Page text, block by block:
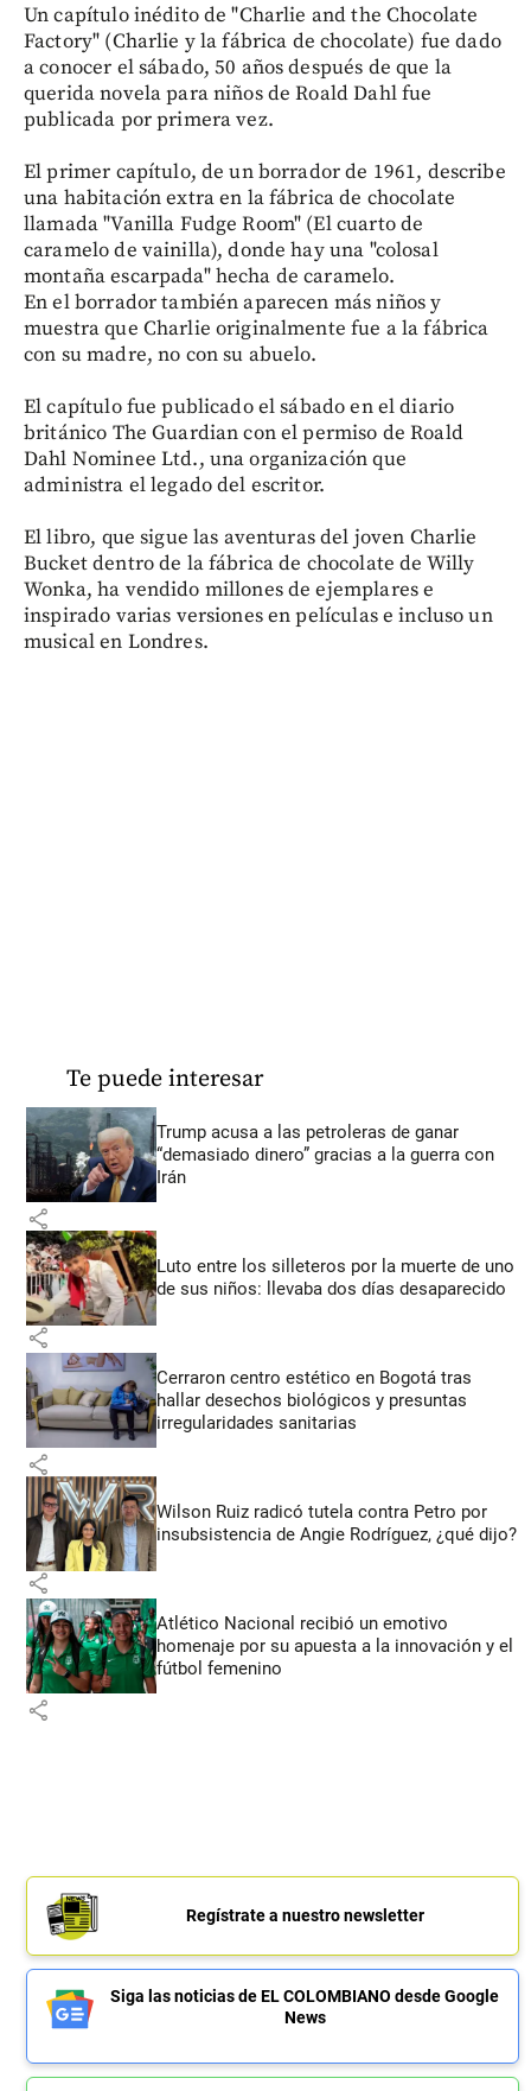
Un capítulo inédito de "Charlie and the Chocolate
Factory" (Charlie y la fábrica de chocolate) fue dado
a conocer el sábado, 50 años después de que la
querida novela para niños de Roald Dahl fue
publicada por primera vez.
El primer capítulo, de un borrador de 1961, describe
una habitación extra en la fábrica de chocolate
llamada "Vanilla Fudge Room" (El cuarto de
caramelo de vainilla), donde hay una "colosal
montaña escarpada" hecha de caramelo.
En el borrador también aparecen más niños y
muestra que Charlie originalmente fue a la fábrica
con su madre, no con su abuelo.
El capítulo fue publicado el sábado en el diario
británico The Guardian con el permiso de Roald
Dahl Nominee Ltd., una organización que
administra el legado del escritor.
El libro, que sigue las aventuras del joven Charlie
Bucket dentro de la fábrica de chocolate de Willy
Wonka, ha vendido millones de ejemplares e
inspirado varias versiones en películas e incluso un
musical en Londres.
Te puede interesar
Trump acusa a las petroleras de ganar
“demasiado dinero” gracias a la guerra con
Irán
share
Luto entre los silleteros por la muerte de uno
de sus niños: llevaba dos días desaparecido
share
Cerraron centro estético en Bogotá tras
hallar desechos biológicos y presuntas
irregularidades sanitarias
share
Wilson Ruiz radicó tutela contra Petro por
insubsistencia de Angie Rodríguez, ¿qué dijo?
share
Atlético Nacional recibió un emotivo
homenaje por su apuesta a la innovación y el
fútbol femenino
share
Regístrate a nuestro newsletter
Siga las noticias de EL COLOMBIANO desde Google
News